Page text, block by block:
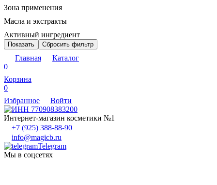
Зона применения
Масла и экстракты
Активный ингредиент
Показать Сбросить фильтр
Главная
Каталог
0
Корзина
0
Избранное
Войти
Интернет-магазин косметики №1
+7 (925) 388-88-90
info@magicb.ru
Telegram
Мы в соцсетях